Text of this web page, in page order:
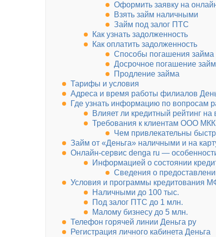
Оформить заявку на
Взять займ наличными
Займ под залог ПТС
Как узнать задолженность
Как оплатить задолженность
Способы погашения займа
Досрочное погашение
Продление займа
Тарифы и условия
Адреса и время работы филиалов
Где узнать информацию по вопросам
Влияет ли кредитный рейтинг
Требования к клиентам ООО МКК
Чем привлекательны
Займ от «Деньга» наличными и на
Онлайн-сервис denga ru —
Информацией о состоянии
Сведения о
Условия и программы кредитования
Наличными до 100 тыс.
Под залог ПТС до 1 млн.
Малому бизнесу до 5 млн.
Телефон горячей линии Деньга ру
Регистрация личного кабинета Деньга